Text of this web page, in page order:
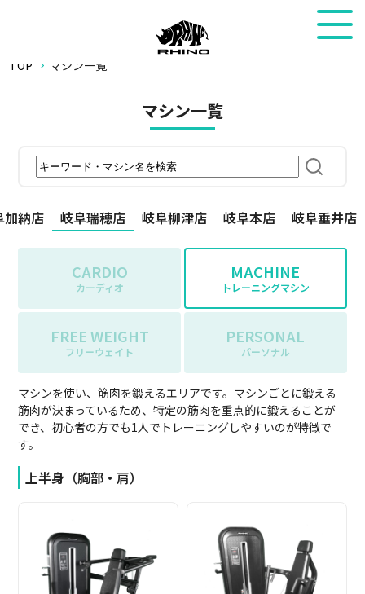
TOP マシン一覧
マシン一覧
加納店 岐阜瑞穂店 岐阜柳津店 岐阜本店 岐阜垂井店
CARDIO
カーディオ
MACHINE
トレーニングマシン
FREE WEIGHT
フリーウェイト
PERSONAL
パーソナル
マシンを使い、筋肉を鍛えるエリアです。マシンごとに鍛える
筋肉が決まっているため、特定の筋肉を重点的に鍛えることが
でき、初心者の方でも1人でトレーニングしやすいのが特徴で
す。
上半身（胸部・肩）